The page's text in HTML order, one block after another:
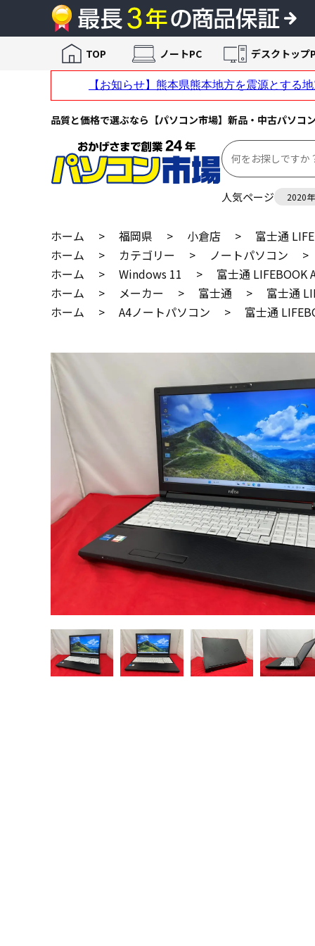
品質と価格で選ぶなら【パソコン市場】新品・中古パソコ
人気ページ 2020
TOP ノートPC デスクトップ
ホーム > 福岡県 > 小倉店 >
富士通
ホーム
> カテゴリー > ノートパソコン >
ホーム
> Windows 11 >
富士通 LIFEBOOK
ホーム
> メーカー > 富士通 >
富士通
ホーム
> A4ノートパソコン > 富士通